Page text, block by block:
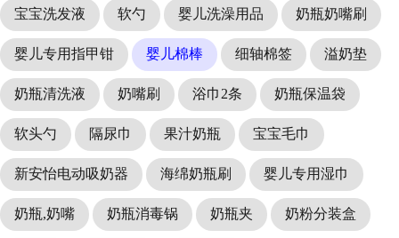
宝宝洗发液 软勺 婴儿洗澡用品 奶瓶奶嘴刷
婴儿专用指甲钳 婴儿棉棒 细轴棉签 溢奶垫
奶瓶清洗液 奶嘴刷 浴巾2条 奶瓶保温袋
软头勺 隔尿巾 果汁奶瓶 宝宝毛巾
新安怡电动吸奶器 海绵奶瓶刷 婴儿专用湿巾
奶瓶,奶嘴 奶瓶消毒锅 奶瓶夹 奶粉分装盒